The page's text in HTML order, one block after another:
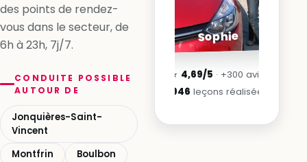
des points de rendez-
vous dans le secteur, de
6h à 23h, 7j/7.
CONDUITE POSSIBLE
AUTOUR DE
Jonquières-Saint-
Vincent
Montfrin
Boulbon
Sophie
★ 4,69/5 · +300 avis
1 946 leçons réalisées